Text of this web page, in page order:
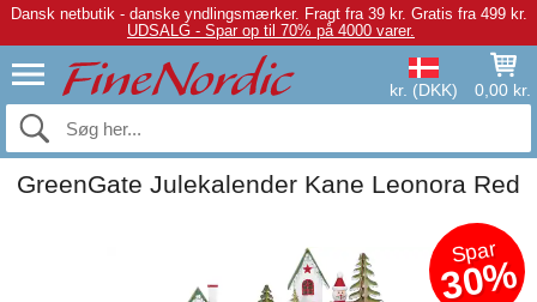
Dansk netbutik - danske yndlingsmærker. Fragt fra 39 kr. Gratis fra 499 kr.
UDSALG - Spar op til 70% på 4000 varer.
kr. (DKK) 0,00 kr.
GreenGate Julekalender Kane Leonora Red
Spar
30%